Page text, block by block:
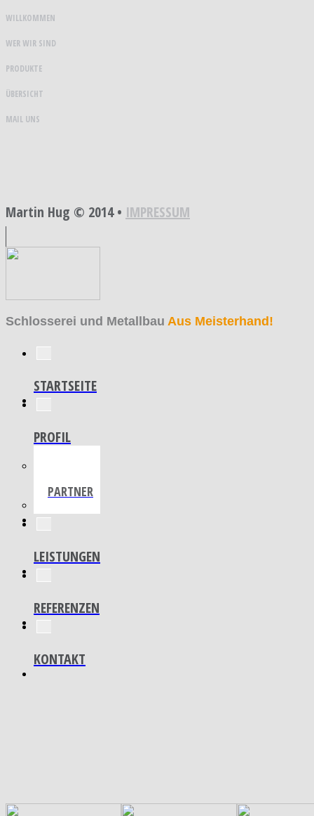
WILLKOMMEN
WER WIR SIND
PRODUKTE
ÜBERSICHT
MAIL UNS
Martin Hug © 2014 • IMPRESSUM
Schlosserei und Metallbau Aus Meisterhand!
STARTSEITE
PROFIL
PARTNER
LEISTUNGEN
REFERENZEN
KONTAKT